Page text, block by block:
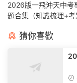
2026版一飛沖天中考
題合集（知識梳理+考
猜你喜歡